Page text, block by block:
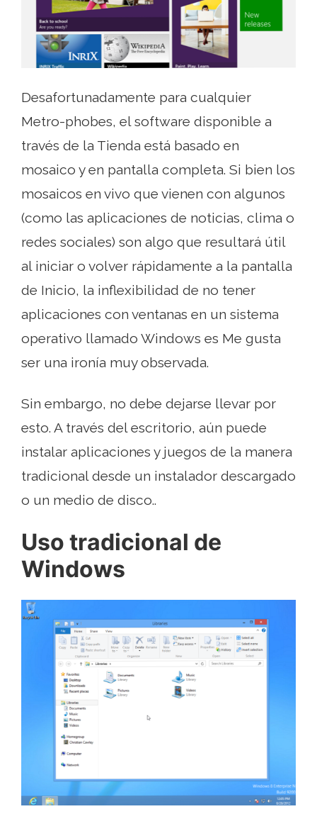
Desafortunadamente para cualquier
Metro-phobes, el software disponible a
través de la Tienda está basado en
mosaico y en pantalla completa. Si bien los
mosaicos en vivo que vienen con algunos
(como las aplicaciones de noticias, clima o
redes sociales) son algo que resultará útil
al iniciar o volver rápidamente a la pantalla
de Inicio, la inflexibilidad de no tener
aplicaciones con ventanas en un sistema
operativo llamado Windows es Me gusta
ser una ironía muy observada.
Sin embargo, no debe dejarse llevar por
esto. A través del escritorio, aún puede
instalar aplicaciones y juegos de la manera
tradicional desde un instalador descargado
o un medio de disco..
Uso tradicional de
Windows